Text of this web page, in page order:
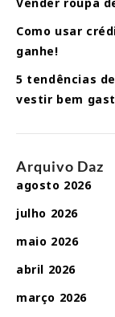
Vender roupa
Como usar
ganhe!
5 tendências
vestir bem
Arquivo Daz
agosto 2026
julho 2026
maio 2026
abril 2026
março 2026